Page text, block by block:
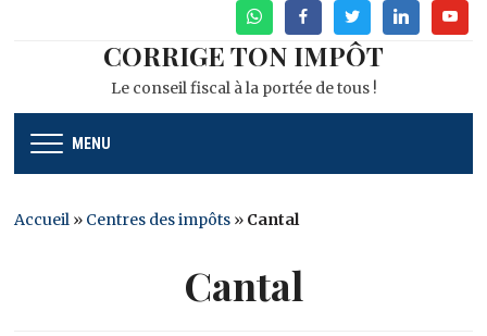
WhatsAppFacebookTwitterLinkedin
CORRIGE TON IMPÔT
Le conseil fiscal à la portée de tous !
MENU
Accueil » Centres des impôts » Cantal
Cantal